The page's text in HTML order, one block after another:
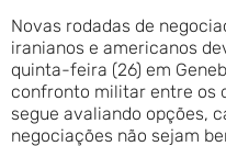
Novas rodadas de
iranianos e americanos
quinta-feira (26) em
confronto militar entre os
segue avaliando opções,
negociações não sejam